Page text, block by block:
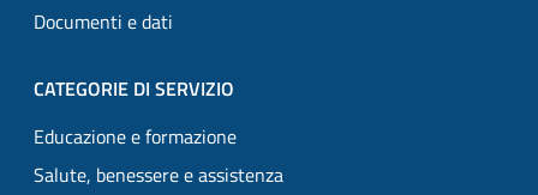
Documenti e dati
CATEGORIE DI SERVIZIO
Educazione e formazione
Salute, benessere e assistenza